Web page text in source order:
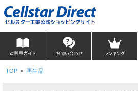
TOP > 再生品